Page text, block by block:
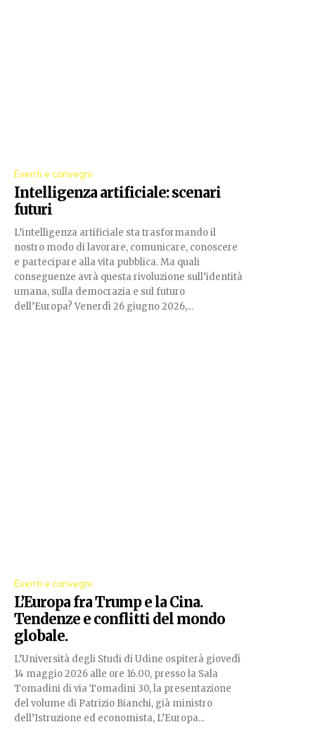
Eventi e convegni
Intelligenza artificiale: scenari
futuri
L’intelligenza artificiale sta trasformando il
nostro modo di lavorare, comunicare, conoscere
e partecipare alla vita pubblica. Ma quali
conseguenze avrà questa rivoluzione sull’identità
umana, sulla democrazia e sul futuro
dell’Europa? Venerdì 26 giugno 2026,...
Eventi e convegni
L’Europa fra Trump e la Cina.
Tendenze e conflitti del mondo
globale.
L’Università degli Studi di Udine ospiterà giovedì
14 maggio 2026 alle ore 16.00, presso la Sala
Tomadini di via Tomadini 30, la presentazione
del volume di Patrizio Bianchi, già ministro
dell’Istruzione ed economista, L’Europa...